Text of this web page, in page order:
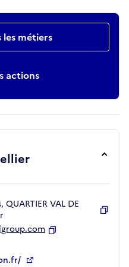
métiers
actions
VAL DE